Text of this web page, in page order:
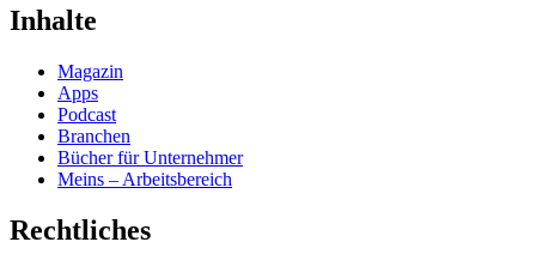
Inhalte
Magazin
Apps
Podcast
Branchen
Bücher für Unternehmer
Meins – Arbeitsbereich
Rechtliches